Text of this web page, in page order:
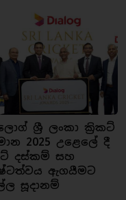
ශ්‍රී ලංකා ක්‍රිකට්
2025 උළෙලේ දී
දස්කම් සහ
ඇගයීමට
සූදානම්